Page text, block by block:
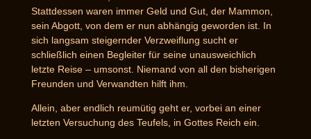
Stattdessen waren immer Geld und Gut, der Mammon,
sein Abgott, von dem er nun abhängig geworden ist. In
sich langsam steigernder Verzweiflung sucht er
schließlich einen Begleiter für seine unausweichlich
letzte Reise – umsonst. Niemand von all den bisherigen
Freunden und Verwandten hilft ihm.
Allein, aber endlich reumütig geht er, vorbei an einer
letzten Versuchung des Teufels, in Gottes Reich ein.